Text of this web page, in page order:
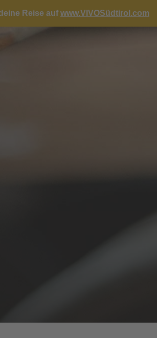
Reise aufwww.VIVOSüdtirol.com